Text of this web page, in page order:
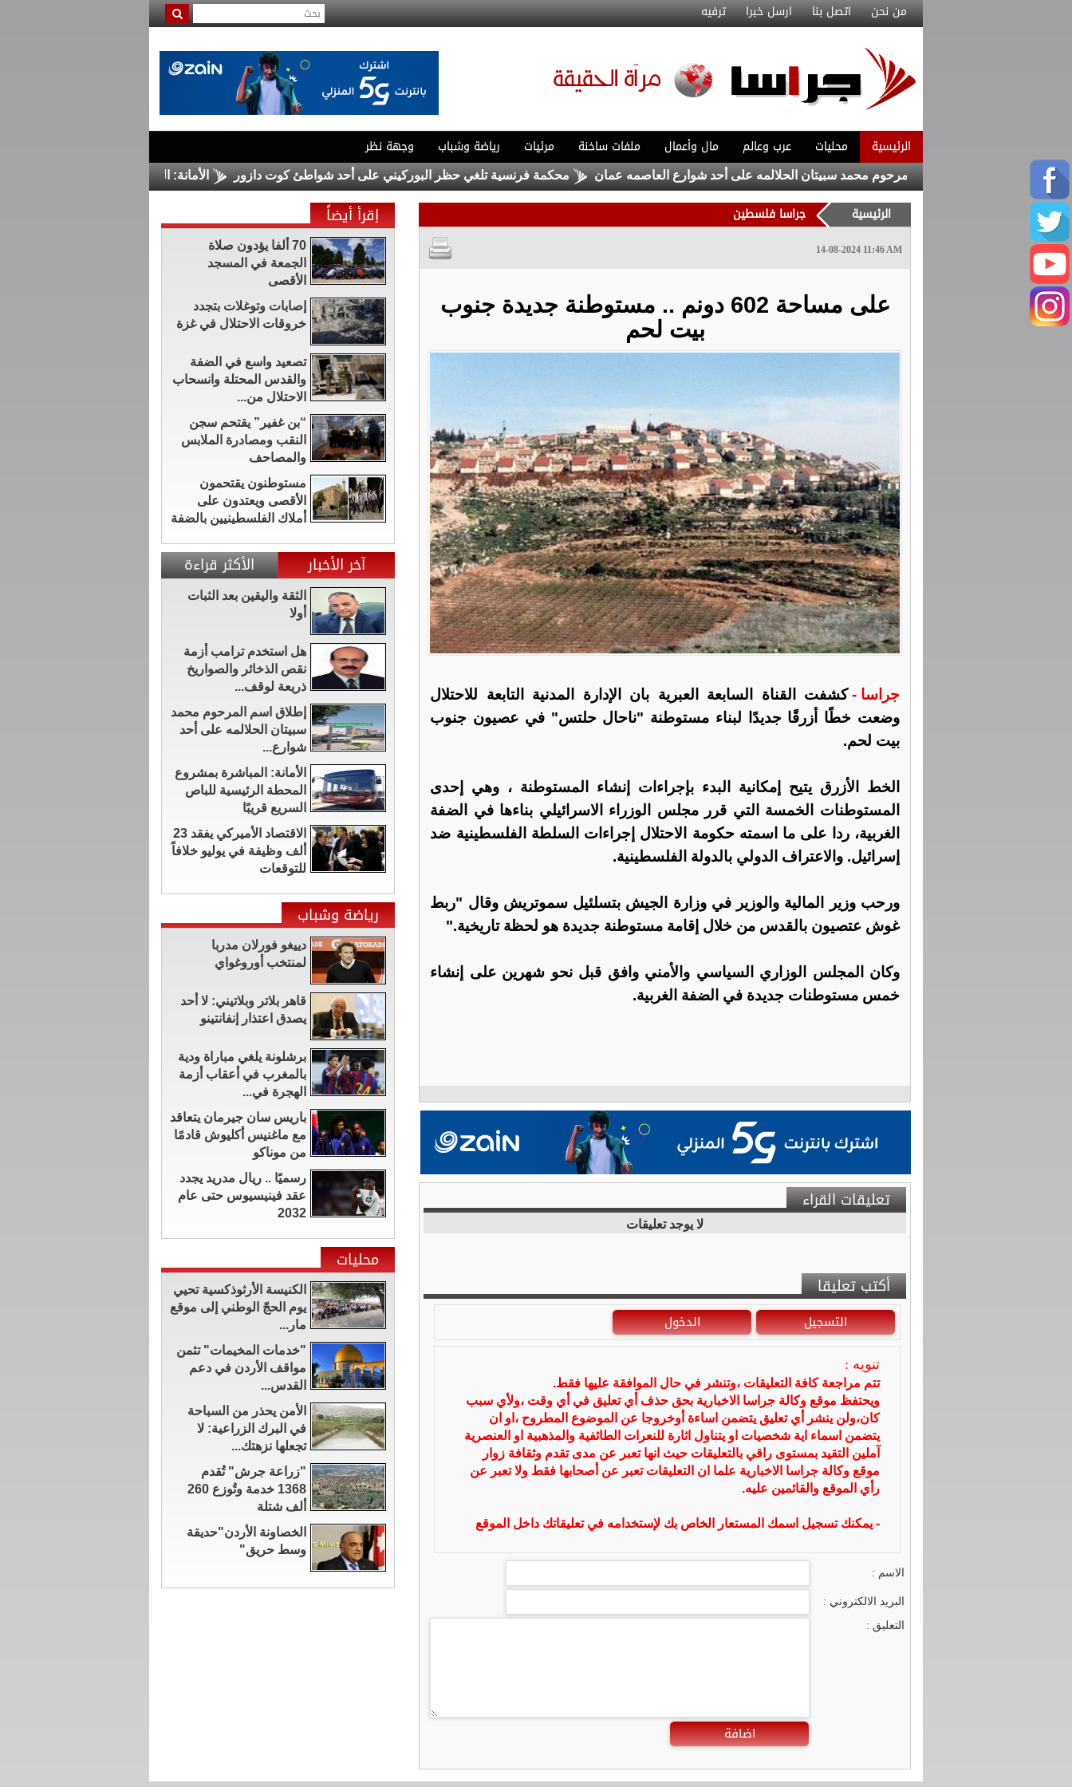
من نحن اتصل بنا ارسل خبرا ترفيه
الرئيسية محليات عرب وعالم مال وأعمال ملفات ساخنة مرئيات رياضة وشباب وجهة نظر
أولا إطلاق اسم المرحوم محمد سبيتان الحلالمه على أحد شوارع العاصمه عمان محكمة فرنسية تلغي حظر البوركيني على أحد شواطئ كوت دازور الأمانة: المباشرة بمشروع المحطة الرئيسية
الرئيسية جراسا فلسطين
14-08-2024 11:46 AM
على مساحة 602 دونم .. مستوطنة جديدة جنوب
بيت لحم
جراسا - كشفت القناة السابعة العبرية بان الإدارة المدنية التابعة للاحتلال
وضعت خطًا أزرقًا جديدًا لبناء مستوطنة "ناحال حلتس" في عصيون جنوب
بيت لحم.
الخط الأزرق يتيح إمكانية البدء بإجراءات إنشاء المستوطنة ، وهي إحدى
المستوطنات الخمسة التي قرر مجلس الوزراء الاسرائيلي بناءها في الضفة
الغربية، ردا على ما اسمته حكومة الاحتلال إجراءات السلطة الفلسطينية ضد
إسرائيل. والاعتراف الدولي بالدولة الفلسطينية.
ورحب وزير المالية والوزير في وزارة الجيش بتسلئيل سموتريش وقال "ربط
غوش عتصيون بالقدس من خلال إقامة مستوطنة جديدة هو لحظة تاريخية."
وكان المجلس الوزاري السياسي والأمني وافق ​​قبل نحو شهرين على إنشاء
خمس مستوطنات جديدة في الضفة الغربية.
تعليقات القراء
لا يوجد تعليقات
أكتب تعليقا
التسجيل الدخول
تنويه :
تتم مراجعة كافة التعليقات ،وتنشر في حال الموافقة عليها فقط.
ويحتفظ موقع وكالة جراسا الاخبارية بحق حذف أي تعليق في أي وقت ،ولأي سبب
كان،ولن ينشر أي تعليق يتضمن اساءة أوخروجا عن الموضوع المطروح ،او ان
يتضمن اسماء اية شخصيات او يتناول اثارة للنعرات الطائفية والمذهبية او العنصرية
آملين التقيد بمستوى راقي بالتعليقات حيث انها تعبر عن مدى تقدم وثقافة زوار
موقع وكالة جراسا الاخبارية علما ان التعليقات تعبر عن أصحابها فقط ولا تعبر عن
رأي الموقع والقائمين عليه.
- يمكنك تسجيل اسمك المستعار الخاص بك لإستخدامه في تعليقاتك داخل الموقع
الاسم :
البريد الالكتروني :
التعليق :
اضافة
إقرأ أيضاً
70 ألفا يؤدون صلاة
الجمعة في المسجد
الأقصى
إصابات وتوغلات بتجدد
خروقات الاحتلال في غزة
تصعيد واسع في الضفة
والقدس المحتلة وانسحاب
الاحتلال من...
“بن غفير” يقتحم سجن
النقب ومصادرة الملابس
والمصاحف
مستوطنون يقتحمون
الأقصى ويعتدون على
أملاك الفلسطينيين بالضفة
آخر الأخبار الأكثر قراءة
الثقة واليقين بعد الثبات
أولا
هل استخدم ترامب أزمة
نقص الذخائر والصواريخ
ذريعة لوقف...
إطلاق اسم المرحوم محمد
سبيتان الحلالمه على أحد
شوارع...
الأمانة: المباشرة بمشروع
المحطة الرئيسية للباص
السريع قريبًا
الاقتصاد الأميركي يفقد 23
ألف وظيفة في يوليو خلافاً
للتوقعات
رياضة وشباب
دييغو فورلان مدربا
لمنتخب أوروغواي
قاهر بلاتر وبلاتيني: لا أحد
يصدق اعتذار إنفانتينو
برشلونة يلغي مباراة ودية
بالمغرب في أعقاب أزمة
الهجرة في...
باريس سان جيرمان يتعاقد
مع ماغنيس أكليوش قادمًا
من موناكو
رسميًا .. ريال مدريد يجدد
عقد فينيسيوس حتى عام
2032
محليات
الكنيسة الأرثوذكسية تحيي
يوم الحجّ الوطني إلى موقع
مار...
"خدمات المخيمات" تثمن
مواقف الأردن في دعم
القدس...
الأمن يحذر من السباحة
في البرك الزراعية: لا
تجعلها نزهتك...
"زراعة جرش" تُقدم
1368 خدمة وتُوزع 260
ألف شتلة
الخصاونة الأردن"حديقة
وسط حريق"